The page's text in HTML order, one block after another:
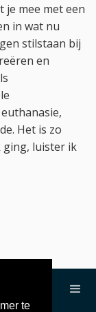
te
je mee met een
in wat nu
stilstaan bij
en
Het is zo
ging, luister ik